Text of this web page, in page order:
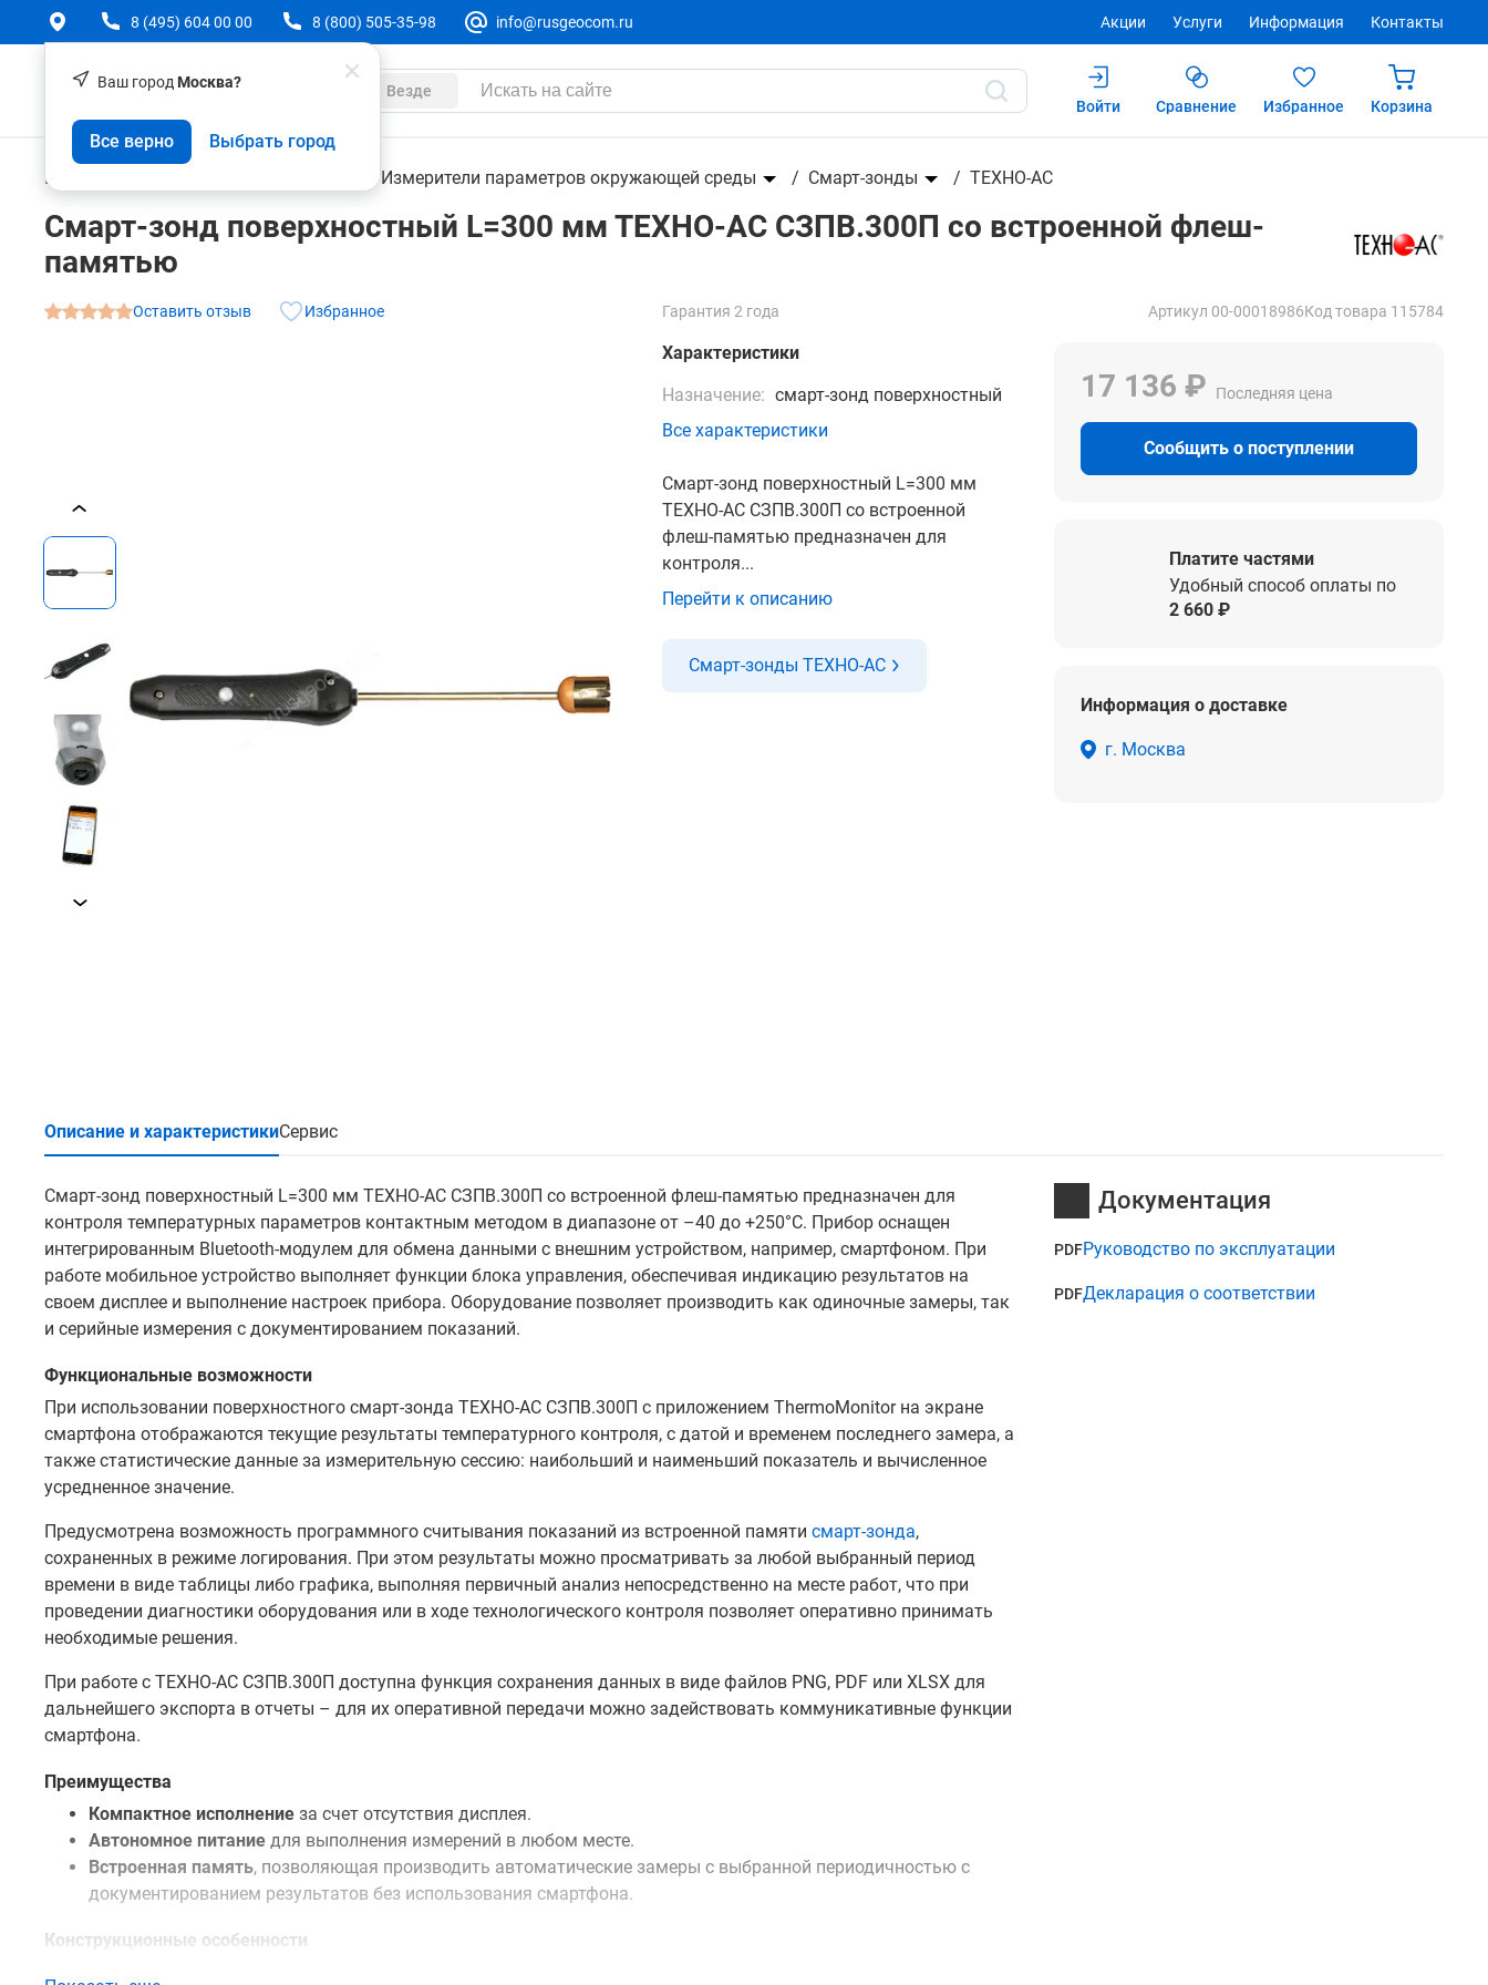
Ваш город Москва?
Все верно Выбрать город
8 (495) 604 00 00 8 (800) 505-35-98 info@rusgeocom.ru Акции Услуги Информация Контакты
Везде
Войти
Сравнение Избранное Корзина
Контрольно-измерительные приборы Измерители параметров окружающей среды Смарт-зонды ТЕХНО-АС
Смарт-зонд поверхностный L=300 мм ТЕХНО-АС СЗПВ.300П со встроенной флеш-
памятью
Оставить отзыв Избранное Гарантия 2 года Артикул 00-00018986Код товара 115784
Характеристики
Назначение: смарт-зонд поверхностный
Все характеристики
Смарт-зонд поверхностный L=300 мм
ТЕХНО-АС СЗПВ.300П со встроенной
флеш-памятью предназначен для
контроля...
Перейти к описанию
Смарт-зонды ТЕХНО-АС
17 136 ₽ Последняя цена
Сообщить о поступлении
Платите частями
Удобный способ оплаты по
2 660 ₽
Информация о доставке
г. Москва
Описание и характеристикиСервис
Смарт-зонд поверхностный L=300 мм ТЕХНО-АС СЗПВ.300П со встроенной флеш-памятью
О товаре Характеристики
Смарт-зонд поверхностный L=300 мм ТЕХНО-АС СЗПВ.300П со встроенной флеш-памятью предназначен для
контроля температурных параметров контактным методом в диапазоне от –40 до +250°С. Прибор оснащен
интегрированным Bluetooth-модулем для обмена данными с внешним устройством, например, смартфоном. При
работе мобильное устройство выполняет функции блока управления, обеспечивая индикацию результатов на
своем дисплее и выполнение настроек прибора. Оборудование позволяет производить как одиночные замеры, так
и серийные измерения с документированием показаний.
Функциональные возможности
При использовании поверхностного смарт-зонда ТЕХНО-АС СЗПВ.300П с приложением ThermoMonitor на экране
смартфона отображаются текущие результаты температурного контроля, с датой и временем последнего замера, а
также статистические данные за измерительную сессию: наибольший и наименьший показатель и вычисленное
усредненное значение.
Предусмотрена возможность программного считывания показаний из встроенной памяти смарт-зонда,
сохраненных в режиме логирования. При этом результаты можно просматривать за любой выбранный период
времени в виде таблицы либо графика, выполняя первичный анализ непосредственно на месте работ, что при
проведении диагностики оборудования или в ходе технологического контроля позволяет оперативно принимать
необходимые решения.
При работе с ТЕХНО-АС СЗПВ.300П доступна функция сохранения данных в виде файлов PNG, PDF или XLSX для
дальнейшего экспорта в отчеты – для их оперативной передачи можно задействовать коммуникативные функции
смартфона.
Преимущества
Компактное исполнение за счет отсутствия дисплея.
Автономное питание для выполнения измерений в любом месте.
Встроенная память, позволяющая производить автоматические замеры с выбранной периодичностью с
документированием результатов без использования смартфона.
Конструкционные особенности
Документация
PDFРуководство по эксплуатации
PDFДекларация о соответствии